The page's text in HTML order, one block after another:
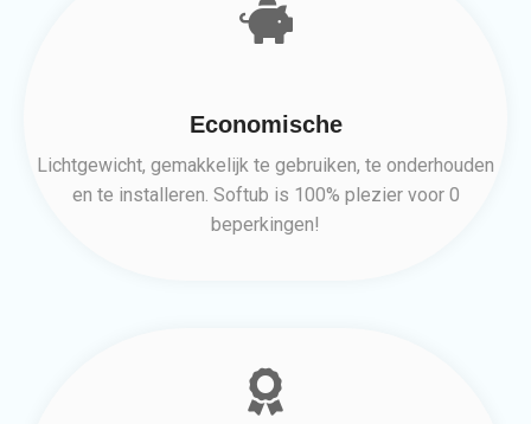
Economische
Lichtgewicht, gemakkelijk te gebruiken, te onderhouden
en te installeren. Softub is 100% plezier voor 0
beperkingen!